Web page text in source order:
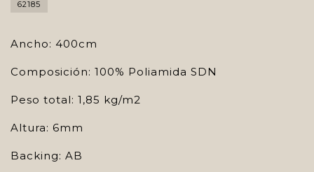
62185
Ancho: 400cm
Composición: 100% Poliamida SDN
Peso total: 1,85 kg/m2
Altura: 6mm
Backing: AB